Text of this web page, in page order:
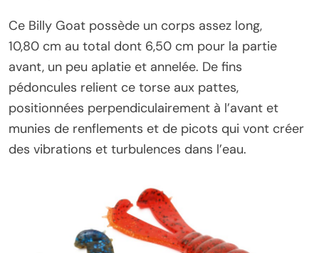
Ce Billy Goat possède un corps assez long,
10,80 cm au total dont 6,50 cm pour la partie
avant, un peu aplatie et annelée. De fins
pédoncules relient ce torse aux pattes,
positionnées perpendiculairement à l’avant et
munies de renflements et de picots qui vont créer
des vibrations et turbulences dans l’eau.